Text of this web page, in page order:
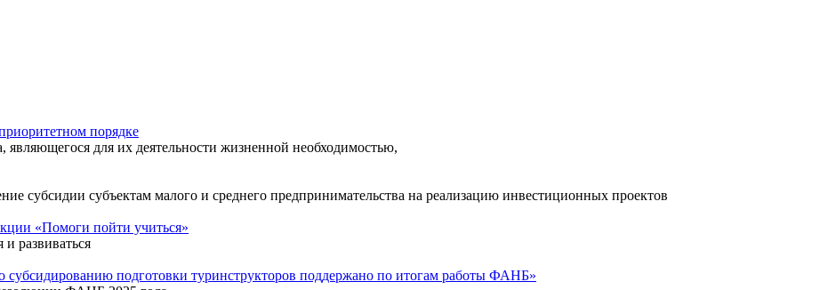
порядке
для их деятельности жизненной необходимостью,
субсидии субъектам малого и среднего предпринимательства на реализацию инвестиционных проектов
«Помоги пойти учиться»
развиваться
подготовки туринструкторов поддержано по итогам работы ФАНБ»